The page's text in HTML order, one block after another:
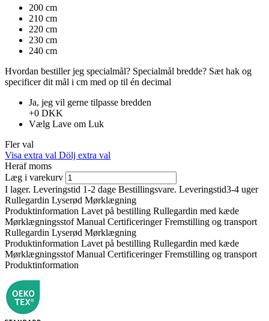
200 cm
210 cm
220 cm
230 cm
240 cm
Hvordan bestiller jeg specialmål? Specialmål bredde? Sæt hak ​​og
specificer dit mål i cm med op til én decimal
Ja, jeg vil gerne tilpasse bredden
+0 DKK
Vælg Lave om Luk
Fler val
Visa extra val Dölj extra val
Heraf moms
Læg i varekurv
I lager. Leveringstid 1-2 dage Bestillingsvare. Leveringstid3-4 uger
Rullegardin Lyserød Mørklægning
Produktinformation Lavet på bestilling Rullegardin med kæde
Mørklægningsstof Manual Certificeringer Fremstilling og transport
Rullegardin Lyserød Mørklægning
Produktinformation Lavet på bestilling Rullegardin med kæde
Mørklægningsstof Manual Certificeringer Fremstilling og transport
Produktinformation